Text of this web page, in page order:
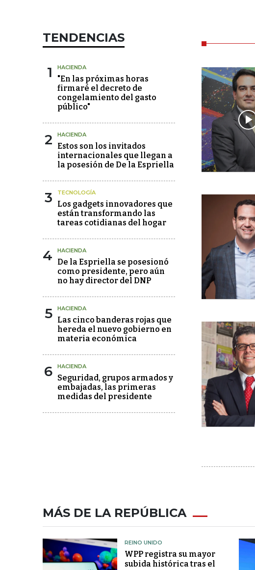
TENDENCIAS
1 HACIENDA
"En las próximas horas
firmaré el decreto de
congelamiento del gasto
público"
2 HACIENDA
Estos son los invitados
internacionales que llegan a
la posesión de De la Espriella
3 TECNOLOGÍA
Los gadgets innovadores que
están transformando las
tareas cotidianas del hogar
4 HACIENDA
De la Espriella se posesionó
como presidente, pero aún
no hay director del DNP
5 HACIENDA
Las cinco banderas rojas que
hereda el nuevo gobierno en
materia económica
6 HACIENDA
Seguridad, grupos armados y
embajadas, las primeras
medidas del presidente
MÁS DE LA REPÚBLICA
REINO UNIDO
WPP registra su mayor
subida histórica tras el